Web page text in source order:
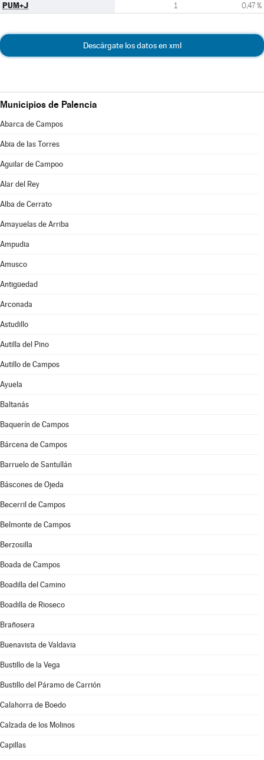
PUM+J 1 0,47 %
Descárgate los datos en xml
Municipios de Palencia
Abarca de Campos
Abia de las Torres
Aguilar de Campoo
Alar del Rey
Alba de Cerrato
Amayuelas de Arriba
Ampudia
Amusco
Antigüedad
Arconada
Astudillo
Autilla del Pino
Autillo de Campos
Ayuela
Baltanás
Baquerín de Campos
Bárcena de Campos
Barruelo de Santullán
Báscones de Ojeda
Becerril de Campos
Belmonte de Campos
Berzosilla
Boada de Campos
Boadilla del Camino
Boadilla de Rioseco
Brañosera
Buenavista de Valdavia
Bustillo de la Vega
Bustillo del Páramo de Carrión
Calahorra de Boedo
Calzada de los Molinos
Capillas